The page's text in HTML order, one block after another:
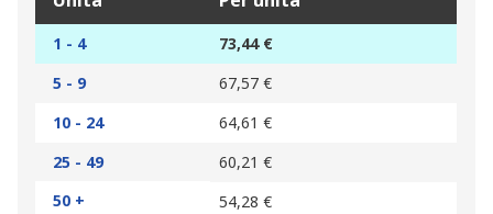
1 - 4
73,44 €
5 - 9
67,57 €
10 - 24
64,61 €
25 - 49
60,21 €
50 +
54,28 €